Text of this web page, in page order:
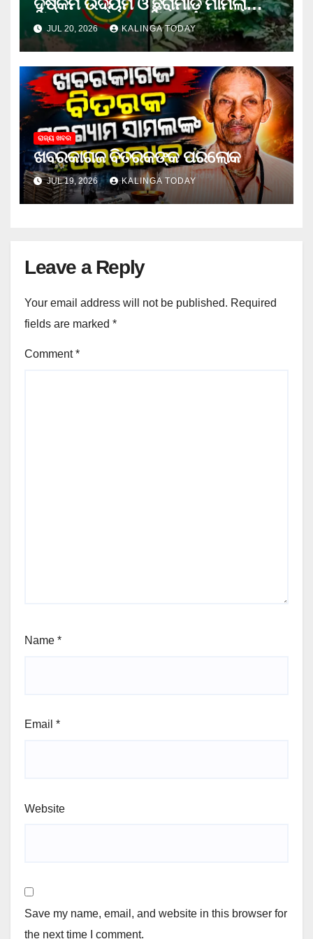
ଦୁଷ୍କର୍ମ ଉଦ୍ୟମ ଓ ଛୁରାମାଡ଼ ମାମଲାରେ
ଜେଲ ଗଲା ଅଭିଯୁକ୍ତ
JUL 20, 2026 KALINGA TODAY
ରାଜ୍ୟ ଖବର
ଖବରକାଗଜ ବିତରକଙ୍କ ପରଲୋକ
JUL 19, 2026 KALINGA TODAY
Leave a Reply
Your email address will not be published. Required
fields are marked *
Comment*
Name *
Email *
Website
Save my name, email, and website in this browser for
the next time I comment.